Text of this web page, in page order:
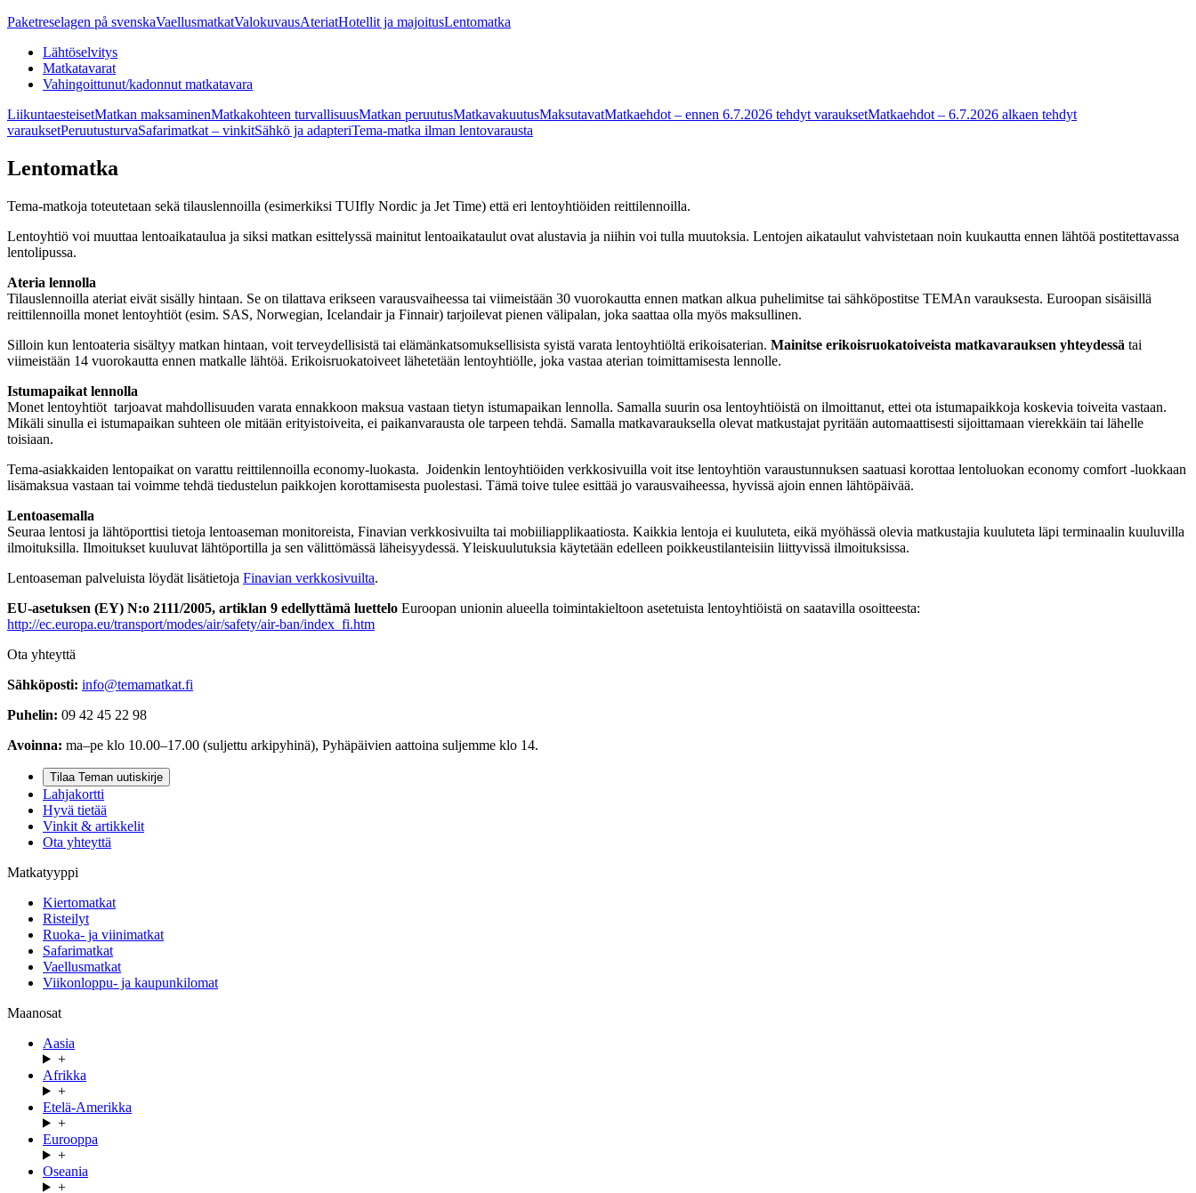
Paketreselagen på svenskaVaellusmatkatValokuvausAteriatHotellit ja majoitusLentomatka
Lähtöselvitys
Matkatavarat
Vahingoittunut/kadonnut matkatavara
LiikuntaesteisetMatkan maksaminenMatkakohteen turvallisuusMatkan peruutusMatkavakuutusMaksutavatMatkaehdot – ennen 6.7.2026 tehdyt varauksetMatkaehdot – 6.7.2026 alkaen tehdyt
varauksetPeruutusturvaSafarimatkat – vinkitSähkö ja adapteriTema-matka ilman lentovarausta
Lentomatka
Tema-matkoja toteutetaan sekä tilauslennoilla (esimerkiksi TUIfly Nordic ja Jet Time) että eri lentoyhtiöiden reittilennoilla.
Lentoyhtiö voi muuttaa lentoaikataulua ja siksi matkan esittelyssä mainitut lentoaikataulut ovat alustavia ja niihin voi tulla muutoksia. Lentojen aikataulut vahvistetaan noin kuukautta ennen lähtöä postitettavassa
lentolipussa.
Ateria lennolla
Tilauslennoilla ateriat eivät sisälly hintaan. Se on tilattava erikseen varausvaiheessa tai viimeistään 30 vuorokautta ennen matkan alkua puhelimitse tai sähköpostitse TEMAn varauksesta. Euroopan sisäisillä
reittilennoilla monet lentoyhtiöt (esim. SAS, Norwegian, Icelandair ja Finnair) tarjoilevat pienen välipalan, joka saattaa olla myös maksullinen.
Silloin kun lentoateria sisältyy matkan hintaan, voit terveydellisistä tai elämänkatsomuksellisista syistä varata lentoyhtiöltä erikoisaterian. Mainitse erikoisruokatoiveista matkavarauksen yhteydessä tai
viimeistään 14 vuorokautta ennen matkalle lähtöä. Erikoisruokatoiveet lähetetään lentoyhtiölle, joka vastaa aterian toimittamisesta lennolle.
Istumapaikat lennolla
Monet lentoyhtiöt tarjoavat mahdollisuuden varata ennakkoon maksua vastaan tietyn istumapaikan lennolla. Samalla suurin osa lentoyhtiöistä on ilmoittanut, ettei ota istumapaikkoja koskevia toiveita vastaan.
Mikäli sinulla ei istumapaikan suhteen ole mitään erityistoiveita, ei paikanvarausta ole tarpeen tehdä. Samalla matkavarauksella olevat matkustajat pyritään automaattisesti sijoittamaan vierekkäin tai lähelle
toisiaan.
Tema-asiakkaiden lentopaikat on varattu reittilennoilla economy-luokasta. Joidenkin lentoyhtiöiden verkkosivuilla voit itse lentoyhtiön varaustunnuksen saatuasi korottaa lentoluokan economy comfort -luokkaan
lisämaksua vastaan tai voimme tehdä tiedustelun paikkojen korottamisesta puolestasi. Tämä toive tulee esittää jo varausvaiheessa, hyvissä ajoin ennen lähtöpäivää.
Lentoasemalla
Seuraa lentosi ja lähtöporttisi tietoja lentoaseman monitoreista, Finavian verkkosivuilta tai mobiiliapplikaatiosta. Kaikkia lentoja ei kuuluteta, eikä myöhässä olevia matkustajia kuuluteta läpi terminaalin kuuluvilla
ilmoituksilla. Ilmoitukset kuuluvat lähtöportilla ja sen välittömässä läheisyydessä. Yleiskuulutuksia käytetään edelleen poikkeustilanteisiin liittyvissä ilmoituksissa.
Lentoaseman palveluista löydät lisätietoja Finavian verkkosivuilta.
EU-asetuksen (EY) N:o 2111/2005, artiklan 9 edellyttämä luettelo Euroopan unionin alueella toimintakieltoon asetetuista lentoyhtiöistä on saatavilla osoitteesta:
http://ec.europa.eu/transport/modes/air/safety/air-ban/index_fi.htm
Ota yhteyttä
Sähköposti: info@temamatkat.fi
Puhelin: 09 42 45 22 98
Avoinna: ma–pe klo 10.00–17.00 (suljettu arkipyhinä), Pyhäpäivien aattoina suljemme klo 14.
Tilaa Teman uutiskirje
Lahjakortti
Hyvä tietää
Vinkit & artikkelit
Ota yhteyttä
Matkatyyppi
Kiertomatkat
Risteilyt
Ruoka- ja viinimatkat
Safarimatkat
Vaellusmatkat
Viikonloppu- ja kaupunkilomat
Maanosat
Aasia
+
Afrikka
+
Etelä-Amerikka
+
Eurooppa
+
Oseania
+